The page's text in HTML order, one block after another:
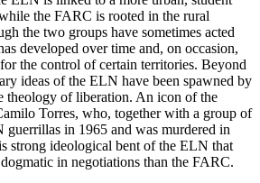
the FARC is rooted in the rural
the two groups have sometimes acted
developed over time and, on occasion,
the control of certain territories. Beyond
ideas of the ELN have been spawned by
theology of liberation. An icon of the
Torres, who, together with a group of
guerrillas in 1965 and was murdered in
strong ideo­logical bent of the ELN that
in nego­tiations than the FARC.